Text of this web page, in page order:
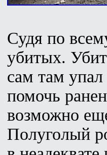
Судя по
убитых.
сам там упал
помочь
возможно
Полуголый